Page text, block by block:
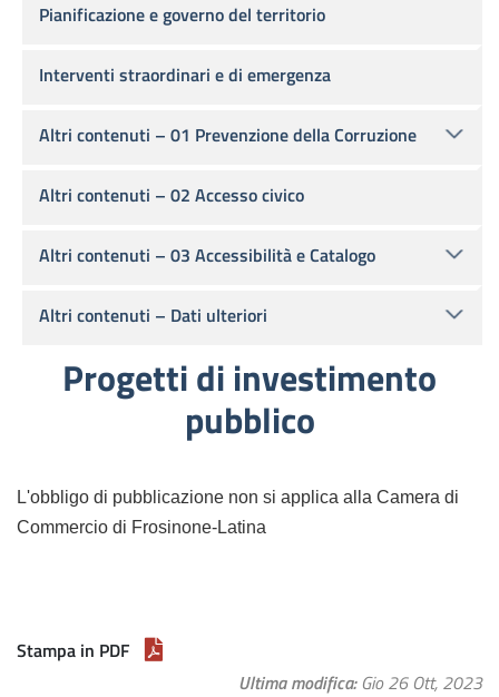
Progetti di investimento
pubblico
L'obbligo di pubblicazione non si applica alla Camera di
Commercio di Frosinone-Latina
Stampa in PDF
Ultima modifica Gio 26 Ott, 2023
Pianificazione e governo del territorio
Interventi straordinari e di emergenza
Altri contenuti – 01 Prevenzione della Corruzione
Altri contenuti – 02 Accesso civico
Altri contenuti – 03 Accessibilità e Catalogo
Altri contenuti – Dati ulteriori